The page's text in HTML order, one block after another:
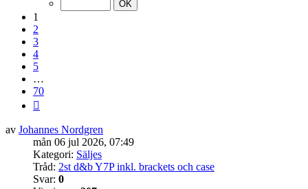
1
2
3
4
5
…
70
av Johannes Nordgren
mån 06 jul 2026, 07:49
Kategori: Säljes
Tråd: 2st d&b Y7P inkl. brackets och case
Svar: 0